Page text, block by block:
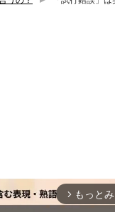
arrow_forward_ios もっと